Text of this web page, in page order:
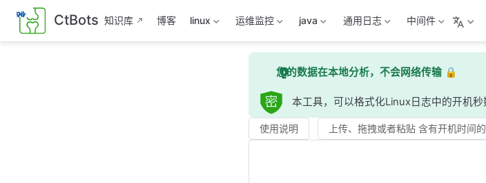
跳
至
主
CtBots 知识库 博客 linux 运维监控 java 通用日志 中间件
您的数据在本地分析，不会网络传输 🔒
本工具，可以格式化Linux日志中的开机
使用说明 上传、拖拽或者粘贴 含有开机时间